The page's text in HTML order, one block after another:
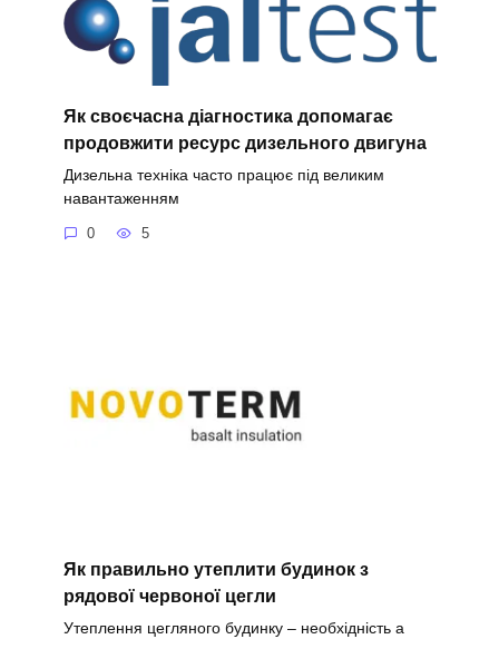
Як своєчасна діагностика допомагає
продовжити ресурс дизельного двигуна
Дизельна техніка часто працює під великим
навантаженням
0 5
Як правильно утеплити будинок з
рядової червоної цегли
Утеплення цегляного будинку – необхідність а